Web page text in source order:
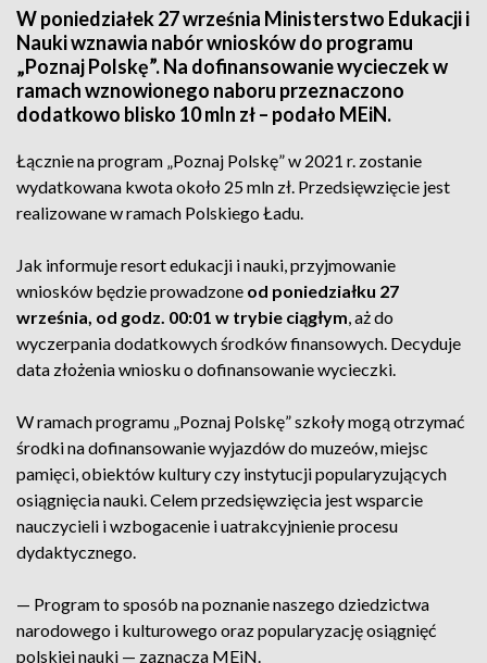
W poniedziałek 27 września Ministerstwo Edukacji i
Nauki wznawia nabór wniosków do programu
„Poznaj Polskę”. Na dofinansowanie wycieczek w
ramach wznowionego naboru przeznaczono
dodatkowo blisko 10 mln zł – podało MEiN.
Łącznie na program „Poznaj Polskę” w 2021 r. zostanie
wydatkowana kwota około 25 mln zł. Przedsięwzięcie jest
realizowane w ramach Polskiego Ładu.
Jak informuje resort edukacji i nauki, przyjmowanie
wniosków będzie prowadzone od poniedziałku 27
września, od godz. 00:01 w trybie ciągłym, aż do
wyczerpania dodatkowych środków finansowych. Decyduje
data złożenia wniosku o dofinansowanie wycieczki.
W ramach programu „Poznaj Polskę” szkoły mogą otrzymać
środki na dofinansowanie wyjazdów do muzeów, miejsc
pamięci, obiektów kultury czy instytucji popularyzujących
osiągnięcia nauki. Celem przedsięwzięcia jest wsparcie
nauczycieli i wzbogacenie i uatrakcyjnienie procesu
dydaktycznego.
— Program to sposób na poznanie naszego dziedzictwa
narodowego i kulturowego oraz popularyzację osiągnięć
polskiej nauki — zaznacza MEiN.